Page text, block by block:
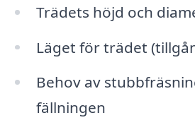
Trädets höjd och
Läget för trädet
Behov av
fällningen